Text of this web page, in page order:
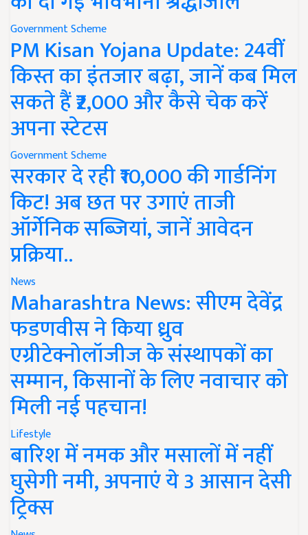
Government Scheme
PM Kisan Yojana Update: 24वीं
किस्त का इंतजार बढ़ा, जानें कब मिल
सकते हैं ₹2,000 और कैसे चेक करें
अपना स्टेटस
Government Scheme
सरकार दे रही ₹10,000 की गार्डनिंग
किट! अब छत पर उगाएं ताजी
ऑर्गेनिक सब्जियां, जानें आवेदन
प्रक्रिया..
News
Maharashtra News: सीएम देवेंद्र
फडणवीस ने किया ध्रुव
एग्रीटेक्नोलॉजीज के संस्थापकों का
सम्मान, किसानों के लिए नवाचार को
मिली नई पहचान!
Lifestyle
बारिश में नमक और मसालों में नहीं
घुसेगी नमी, अपनाएं ये 3 आसान देसी
ट्रिक्स